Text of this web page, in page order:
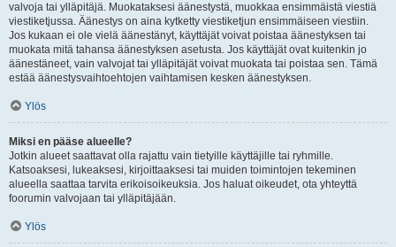
valvoja tai ylläpitäjä. Muokataksesi äänestystä, muokkaa ensimmäistä viestiä
viestiketjussa. Äänestys on aina kytketty viestiketjun ensimmäiseen viestiin.
Jos kukaan ei ole vielä äänestänyt, käyttäjät voivat poistaa äänestyksen tai
muokata mitä tahansa äänestyksen asetusta. Jos käyttäjät ovat kuitenkin jo
äänestäneet, vain valvojat tai ylläpitäjät voivat muokata tai poistaa sen. Tämä
estää äänestysvaihtoehtojen vaihtamisen kesken äänestyksen.
Ylös
Miksi en pääse alueelle?
Jotkin alueet saattavat olla rajattu vain tietyille käyttäjille tai ryhmille.
Katsoaksesi, lukeaksesi, kirjoittaaksesi tai muiden toimintojen tekeminen
alueella saattaa tarvita erikoisoikeuksia. Jos haluat oikeudet, ota yhteyttä
foorumin valvojaan tai ylläpitäjään.
Ylös